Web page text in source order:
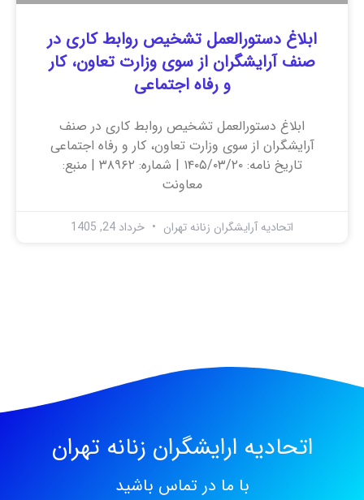
ابلاغ دستورالعمل تشخیص روابط کاری در
صنف آرایشگران از سوی وزارت تعاون، کار
و رفاه اجتماعی
ابلاغ دستورالعمل تشخیص روابط کاری در صنف
آرایشگران از سوی وزارت تعاون، کار و رفاه اجتماعی
تاریخ نامه: ۱۴۰۵/۰۳/۲۰ | شماره: ۳۸۹۶۲ | منبع:
معاونت
اتحادیه آرایشگران زنانه تهران خرداد 24, 1405
اتحادیه ارایشگران زنانه تهران
با ما در تماس باشید